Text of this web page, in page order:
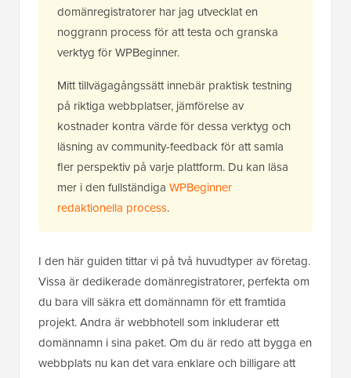
domänregistratorer har jag utvecklat en
noggrann process för att testa och granska
verktyg för WPBeginner.
Mitt tillvägagångssätt innebär praktisk testning
på riktiga webbplatser, jämförelse av
kostnader kontra värde för dessa verktyg och
läsning av community-feedback för att samla
fler perspektiv på varje plattform. Du kan läsa
mer i den fullständiga WPBeginner
redaktionella process.
I den här guiden tittar vi på två huvudtyper av företag.
Vissa är dedikerade domänregistratorer, perfekta om
du bara vill säkra ett domännamn för ett framtida
projekt. Andra är webbhotell som inkluderar ett
domännamn i sina paket. Om du är redo att bygga en
webbplats nu kan det vara enklare och billigare att